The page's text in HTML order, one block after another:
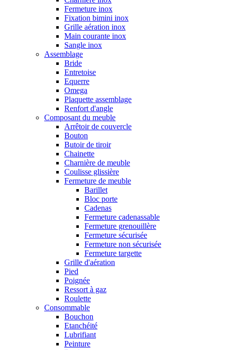
Fermeture inox
Fixation bimini inox
Grille aération inox
Main courante inox
Sangle inox
Assemblage
Bride
Entretoise
Equerre
Omega
Plaquette assemblage
Renfort d'angle
Composant du meuble
Arrêtoir de couvercle
Bouton
Butoir de tiroir
Chainette
Charnière de meuble
Coulisse glissière
Fermeture de meuble
Barillet
Bloc porte
Cadenas
Fermeture cadenassable
Fermeture grenouillère
Fermeture sécurisée
Fermeture non sécurisée
Fermeture targette
Grille d'aération
Pied
Poignée
Ressort à gaz
Roulette
Consommable
Bouchon
Etanchéité
Lubrifiant
Peinture